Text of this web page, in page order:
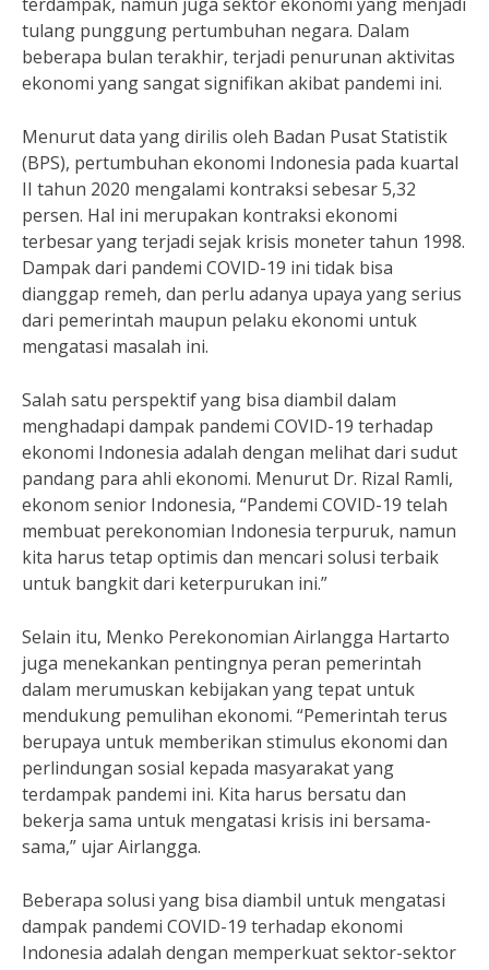
tulang punggung pertumbuhan negara. Dalam
beberapa bulan terakhir, terjadi penurunan aktivitas
ekonomi yang sangat signifikan akibat pandemi ini.
Menurut data yang dirilis oleh Badan Pusat Statistik
(BPS), pertumbuhan ekonomi Indonesia pada kuartal
II tahun 2020 mengalami kontraksi sebesar 5,32
persen. Hal ini merupakan kontraksi ekonomi
terbesar yang terjadi sejak krisis moneter tahun 1998.
Dampak dari pandemi COVID-19 ini tidak bisa
dianggap remeh, dan perlu adanya upaya yang serius
dari pemerintah maupun pelaku ekonomi untuk
mengatasi masalah ini.
Salah satu perspektif yang bisa diambil dalam
menghadapi dampak pandemi COVID-19 terhadap
ekonomi Indonesia adalah dengan melihat dari sudut
pandang para ahli ekonomi. Menurut Dr. Rizal Ramli,
ekonom senior Indonesia, “Pandemi COVID-19 telah
membuat perekonomian Indonesia terpuruk, namun
kita harus tetap optimis dan mencari solusi terbaik
untuk bangkit dari keterpurukan ini.”
Selain itu, Menko Perekonomian Airlangga Hartarto
juga menekankan pentingnya peran pemerintah
dalam merumuskan kebijakan yang tepat untuk
mendukung pemulihan ekonomi. “Pemerintah terus
berupaya untuk memberikan stimulus ekonomi dan
perlindungan sosial kepada masyarakat yang
terdampak pandemi ini. Kita harus bersatu dan
bekerja sama untuk mengatasi krisis ini bersama-
sama,” ujar Airlangga.
Beberapa solusi yang bisa diambil untuk mengatasi
dampak pandemi COVID-19 terhadap ekonomi
Indonesia adalah dengan memperkuat sektor-sektor